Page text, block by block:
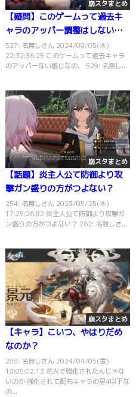
崩スタまとめ
【疑問】このゲームって過去キ
ャラのアッパー調整はしない
の？
527: 名無しさん 2024/09/05(木)
22:32:36.25 このゲームって過去キャラ
のアッパーない感じなの、 529: 名無し...
崩スタまとめ
【話題】炎主人公て防御より攻
撃ガン盛りの方がつよない？
254: 名無しさん 2023/05/25(木)
17:25:26.82 炎主人公て防御より攻撃ガ
ン盛りの方がつよない？ 262: 名無しさ...
崩スタまとめ
【キャラ】こいつ、やはりだめ
なのか？
288: 名無しさん 2024/04/05(金)
18:05:02.13 花火で強化されたんじゃな
いのか 強化されて配布キャラの星4以下な
の...